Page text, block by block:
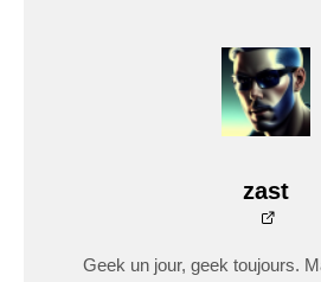
zast
Geek un jour, geek toujours.